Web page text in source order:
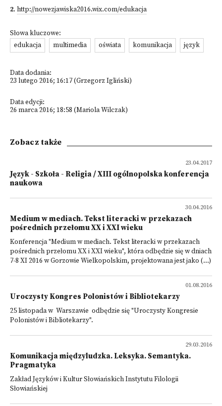
2. http://nowezjawiska2016.wix.com/edukacja
Słowa kluczowe:
edukacja
multimedia oświata komunikacja język
Data dodania:
23 lutego 2016; 16:17 (Grzegorz Igliński)
Data edycji:
26 marca 2016; 18:58 (Mariola Wilczak)
Zobacz także
23.04.2017
Język - Szkoła - Religia / XIII ogólnopolska konferencja
naukowa
30.04.2016
Medium w mediach. Tekst literacki w przekazach
pośrednich przełomu XX i XXI wieku
Konferencja "Medium w mediach. Tekst literacki w przekazach
pośrednich przełomu XX i XXI wieku", która odbędzie się w dniach
7-8 XI 2016 w Gorzowie Wielkopolskim, projektowana jest jako (...)
01.08.2016
Uroczysty Kongres Polonistów i Bibliotekarzy
25 listopada w Warszawie odbędzie się "Uroczysty Kongresie
Polonistów i Bibliotekarzy".
29.03.2016
Komunikacja międzyludzka. Leksyka. Semantyka.
Pragmatyka
Zakład Języków i Kultur Słowiańskich Instytutu Filologii
Słowiańskiej